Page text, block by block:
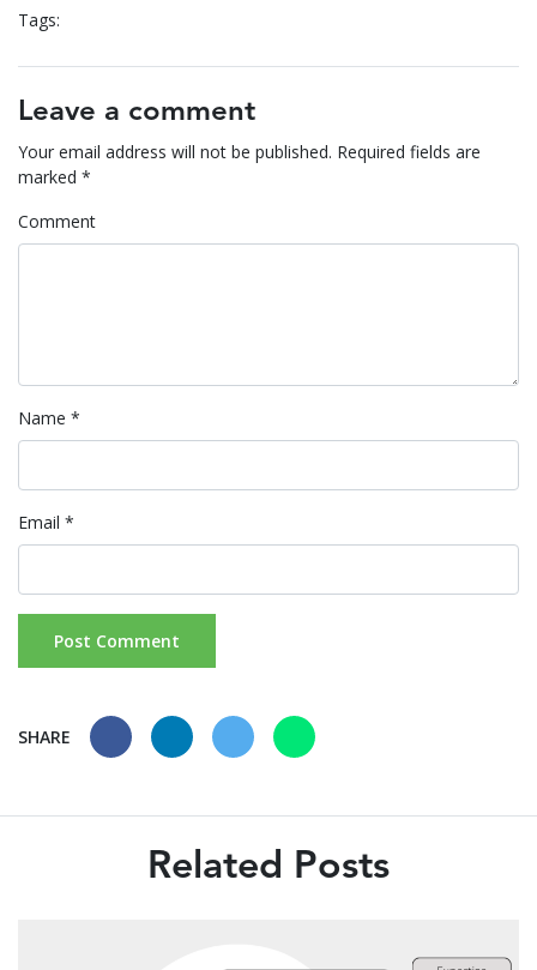
Tags:
Leave a comment
Your email address will not be published. Required fields are
marked *
Comment
Name *
Email *
SHARE
Related Posts